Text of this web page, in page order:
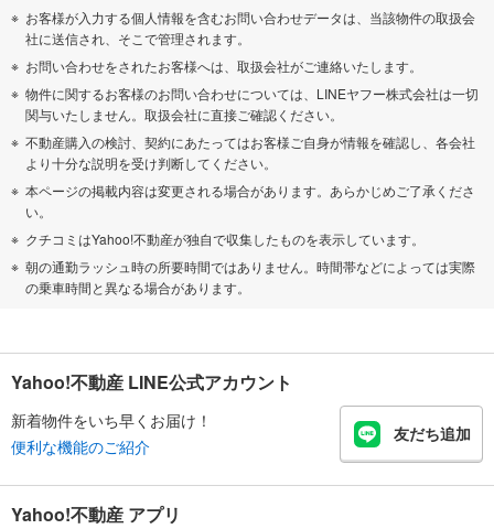
お客様が入力する個人情報を含むお問い合わせデータは、当該物件の取扱会
社に送信され、そこで管理されます。
お問い合わせをされたお客様へは、取扱会社がご連絡いたします。
物件に関するお客様のお問い合わせについては、LINEヤフー株式会社は一切
関与いたしません。取扱会社に直接ご確認ください。
不動産購入の検討、契約にあたってはお客様ご自身が情報を確認し、各会社
より十分な説明を受け判断してください。
本ページの掲載内容は変更される場合があります。あらかじめご了承くださ
い。
クチコミはYahoo!不動産が独自で収集したものを表示しています。
朝の通勤ラッシュ時の所要時間ではありません。時間帯などによっては実際
の乗車時間と異なる場合があります。
Yahoo!不動産 LINE公式アカウント
新着物件をいち早くお届け！
便利な機能のご紹介
友だち追加
Yahoo!不動産 アプリ